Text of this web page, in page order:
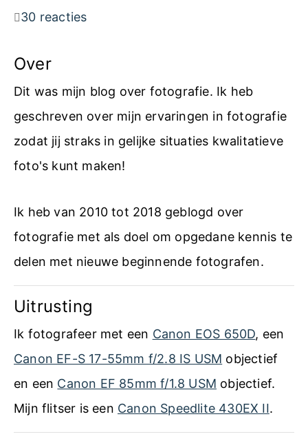
o
a
n
d
l
i
d
i
n
g
30 reacties
Over
Dit was mijn blog over fotografie. Ik heb
geschreven over mijn ervaringen in fotografie
zodat jij straks in gelijke situaties kwalitatieve
foto's kunt maken!
Ik heb van 2010 tot 2018 geblogd over
fotografie met als doel om opgedane kennis te
delen met nieuwe beginnende fotografen.
Uitrusting
Ik fotografeer met een Canon EOS 650D, een
Canon EF-S 17-55mm f/2.8 IS USM objectief
en een Canon EF 85mm f/1.8 USM objectief.
Mijn flitser is een Canon Speedlite 430EX II.